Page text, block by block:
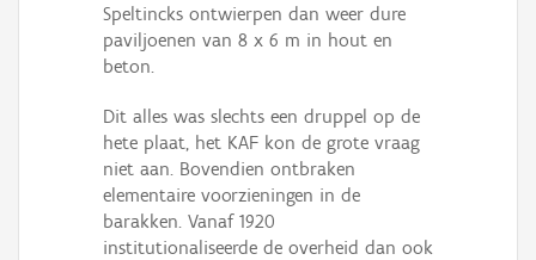
Speltincks ontwierpen dan weer dure
paviljoenen van 8 x 6 m in hout en
beton.
Dit alles was slechts een druppel op de
hete plaat, het KAF kon de grote vraag
niet aan. Bovendien ontbraken
elementaire voorzieningen in de
barakken. Vanaf 1920
institutionaliseerde de overheid dan ook